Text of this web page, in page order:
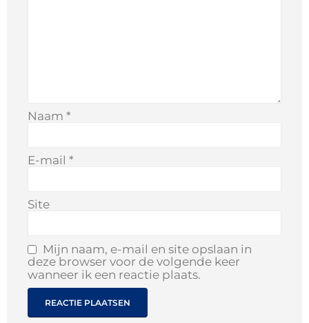
Naam *
E-mail *
Site
Mijn naam, e-mail en site opslaan in
deze browser voor de volgende keer
wanneer ik een reactie plaats.